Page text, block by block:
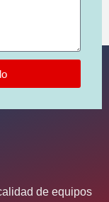
de equipos